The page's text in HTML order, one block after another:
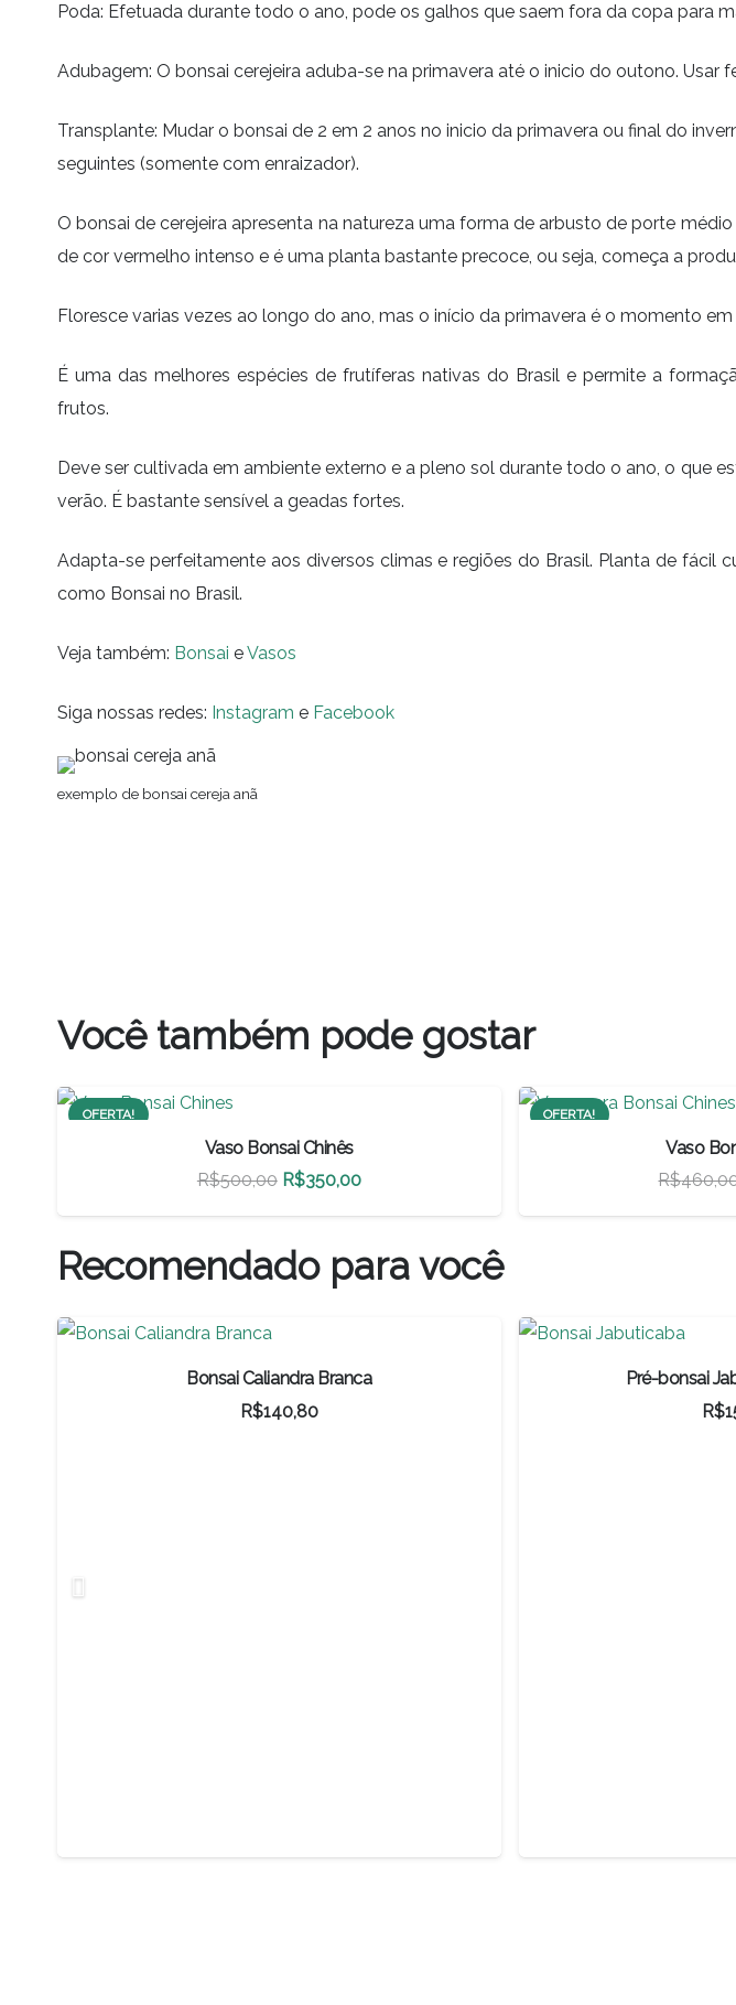
Poda: Efetuada durante todo o ano, pode os galhos que saem fora da copa para
Adubagem: O bonsai cerejeira aduba-se na primavera até o inicio do outono. Usar
Transplante: Mudar o bonsai de 2 em 2 anos no inicio da primavera ou final do
seguintes (somente com enraizador).
O bonsai de cerejeira apresenta na natureza uma forma de arbusto de porte
de cor vermelho intenso e é uma planta bastante precoce, ou seja, começa a
Floresce varias vezes ao longo do ano, mas o início da primavera é o momento
É uma das melhores espécies de frutíferas nativas do Brasil e permite a
frutos.
Deve ser cultivada em ambiente externo e a pleno sol durante todo o ano, o que
verão. É bastante sensível a geadas fortes.
Adapta-se perfeitamente aos diversos climas e regiões do Brasil. Planta de
como Bonsai no Brasil.
Veja também: Bonsai eVasos
Siga nossas redes: Instagram e Facebook
exemplo de bonsai cereja anã
Você também pode gostar
OFERTA!
Vaso Bonsai Chinês
R$500,00 O
preço
original
era:
R$350,00O
preço
é:
OFERTA!
Vaso
R$
Recomendado para você
Bonsai Caliandra Branca
R$140,80
Pré-bonsai
R$